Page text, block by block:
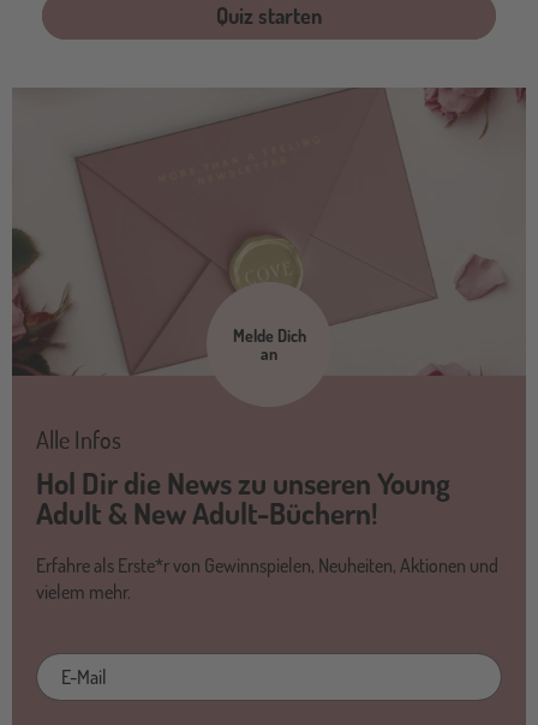
Quiz starten
Melde Dich
an
Alle Infos
Hol Dir die News zu unseren Young
Adult & New Adult-Büchern!
Erfahre als Erste*r von Gewinnspielen, Neuheiten, Aktionen und
vielem mehr.
E-
Mail